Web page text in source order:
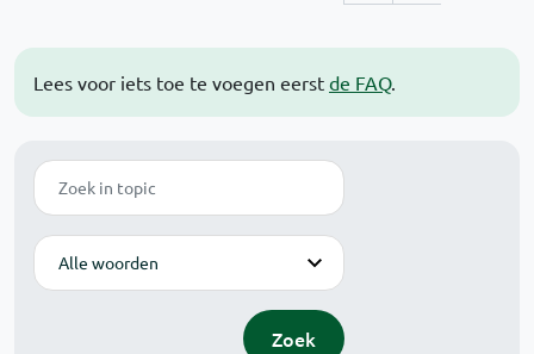
Lees voor iets toe te voegen eerst de FAQ.
Zoek
Modus
Zoek